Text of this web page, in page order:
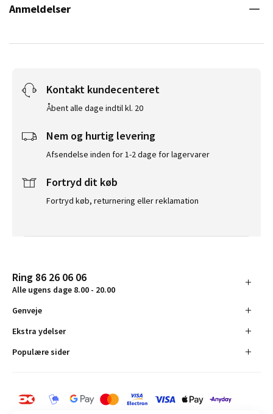
Anmeldelser
Kontakt kundecenteret
Åbent alle dage indtil kl. 20
Nem og hurtig levering
Afsendelse inden for 1-2 dage for lagervarer
Fortryd dit køb
Fortryd køb, returnering eller reklamation
Ring 86 26 06 06
Alle ugens dage 8.00 - 20.00
Genveje
Ekstra ydelser
Populære sider